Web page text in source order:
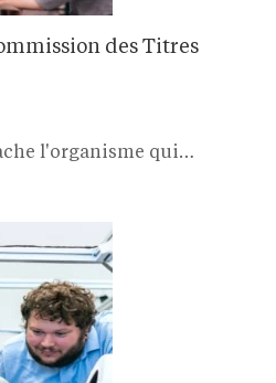
des Titres
l'organisme qui…